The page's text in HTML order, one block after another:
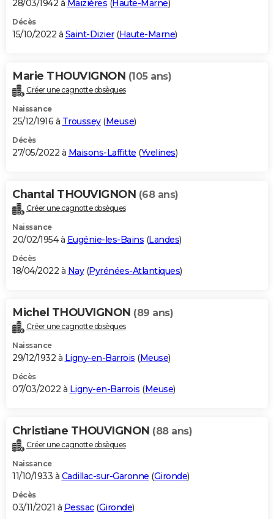
28/03/1942 à Maizières (Haute-Marne)
Décès
15/10/2022 à Saint-Dizier(Haute-Marne)
Marie THOUVIGNON (105 ans)
Créer une cagnotte obsèques
Naissance
25/12/1916 à Troussey(Meuse)
Décès
27/05/2022 à Maisons-Laffitte (Yvelines)
Chantal THOUVIGNON (68 ans)
Créer une cagnotte obsèques
Naissance
20/02/1954 à Eugénie-les-Bains (Landes)
Décès
18/04/2022 à Nay(Pyrénées-Atlantiques)
Michel THOUVIGNON (89 ans)
Créer une cagnotte obsèques
Naissance
29/12/1932 à Ligny-en-Barrois (Meuse)
Décès
07/03/2022 à Ligny-en-Barrois (Meuse)
Christiane THOUVIGNON (88 ans)
Créer une cagnotte obsèques
Naissance
11/10/1933 à Cadillac-sur-Garonne (Gironde)
Décès
03/11/2021 à Pessac(Gironde)